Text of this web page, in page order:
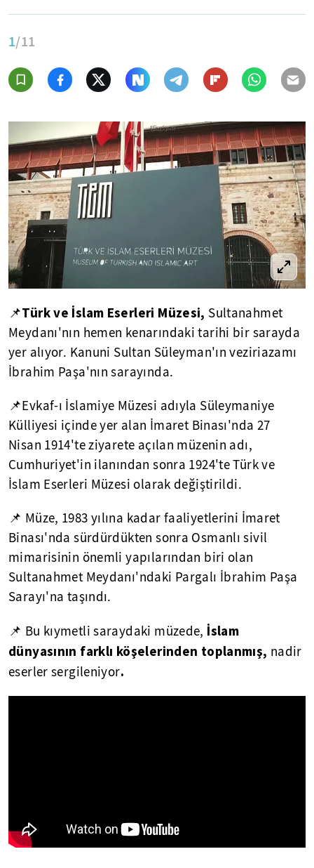
1/11
📌Türk ve İslam Eserleri Müzesi, Sultanahmet
Meydanı'nın hemen kenarındaki tarihi bir sarayda
yer alıyor. Kanuni Sultan Süleyman'ın veziriazamı
İbrahim Paşa'nın sarayında.
📌Evkaf-ı İslamiye Müzesi adıyla Süleymaniye
Külliyesi içinde yer alan İmaret Binası'nda 27
Nisan 1914'te ziyarete açılan müzenin adı,
Cumhuriyet'in ilanından sonra 1924'te Türk ve
İslam Eserleri Müzesi olarak değiştirildi.
📌 Müze, 1983 yılına kadar faaliyetlerini İmaret
Binası'nda sürdürdükten sonra Osmanlı sivil
mimarisinin önemli yapılarından biri olan
Sultanahmet Meydanı'ndaki Pargalı İbrahim Paşa
Sarayı'na taşındı.
📌 Bu kıymetli saraydaki müzede, İslam
dünyasının farklı köşelerinden toplanmış, nadir
eserler sergileniyor.